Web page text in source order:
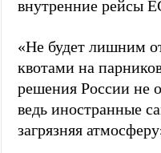
внутренние рейсы
«Не будет лишним
квотами на
решения России не
ведь иностранные
загрязняя